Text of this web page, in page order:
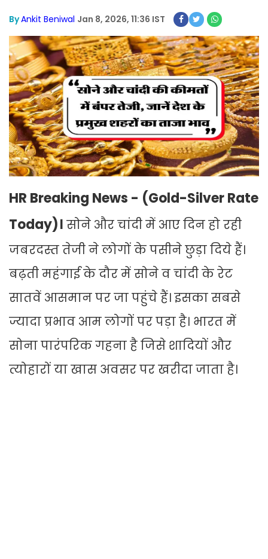
ByAnkit Beniwal Jan 8, 2026, 11:36 IST
HR Breaking News - (Gold-Silver Rate
Today)। सोने और चांदी में आए दिन हो रही
जबरदस्त तेजी ने लोगों के पसीने छुड़ा दिये हैं।
बढ़ती महंगाई के दौर में सोने व चांदी के रेट
सातवें आसमान पर जा पहुंचे हैं। इसका सबसे
ज्यादा प्रभाव आम लोगों पर पड़ा है। भारत में
सोना पारंपरिक गहना है जिसे शादियों और
त्योहारों या खास अवसर पर खरीदा जाता है।